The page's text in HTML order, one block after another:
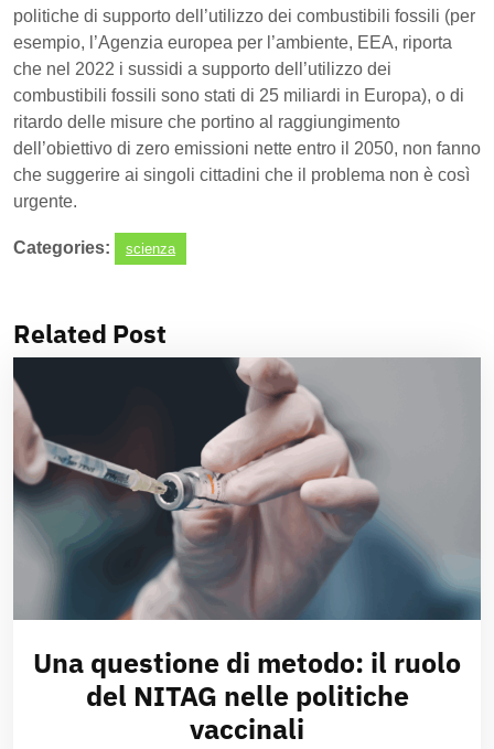
politiche di supporto dell’utilizzo dei combustibili fossili (per
esempio, l’Agenzia europea per l’ambiente, EEA, riporta
che nel 2022 i sussidi a supporto dell’utilizzo dei
combustibili fossili sono stati di 25 miliardi in Europa), o di
ritardo delle misure che portino al raggiungimento
dell’obiettivo di zero emissioni nette entro il 2050, non fanno
che suggerire ai singoli cittadini che il problema non è così
urgente.
Categories: scienza
Related Post
Una questione di metodo: il ruolo
del NITAG nelle politiche
vaccinali